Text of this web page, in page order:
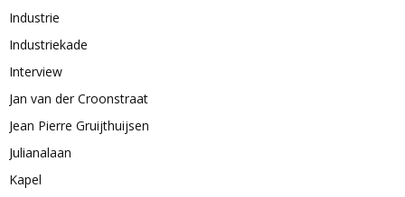
Industrie
Industriekade
Interview
Jan van der Croonstraat
Jean Pierre Gruijthuijsen
Julianalaan
Kapel